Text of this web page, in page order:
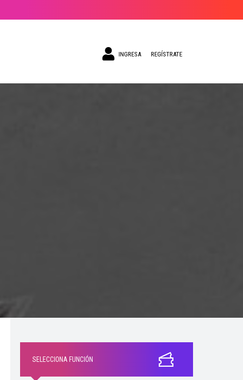
INGRESA REGÍSTRATE
SELECCIONA FUNCIÓN